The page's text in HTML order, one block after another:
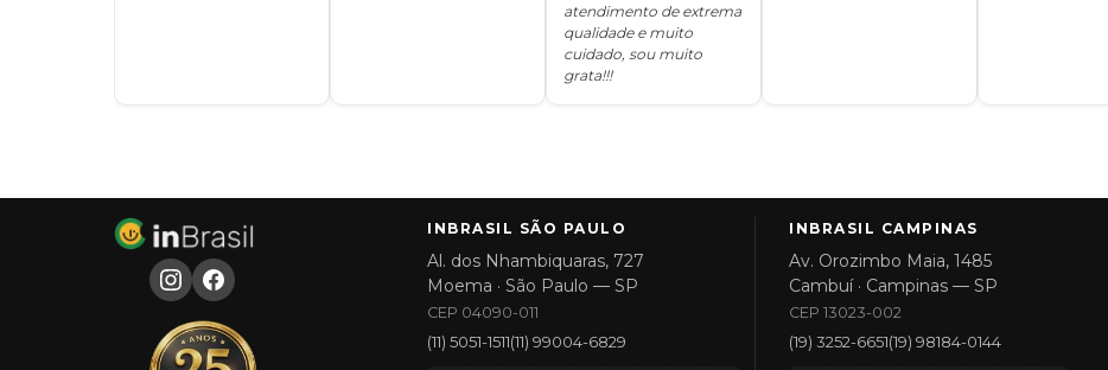
atendimento de extrema
qualidade e muito
cuidado, sou muito
grata!!!
INBRASIL SÃO PAULO
Al. dos Nhambiquaras, 727
Moema · São Paulo — SP
CEP 04090-011
(11) 5051-1511(11) 99004-6829
INBRASIL CAMPINAS
Av. Orozimbo Maia, 1485
Cambuí · Campinas — SP
CEP 13023-002
(19) 3252-6651(19) 98184-0144